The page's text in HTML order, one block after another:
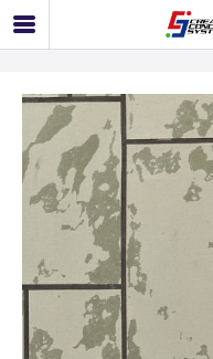
お問い合
廃盤 C-03 ランダム